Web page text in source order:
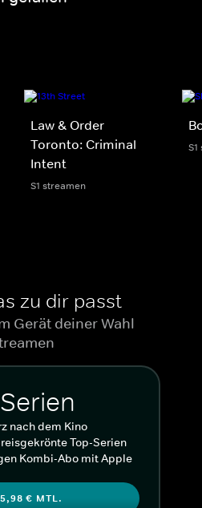
Law & Order
Toronto: Criminal
Intent
S1 streamen
zu dir passt
Gerät deiner Wahl
nach dem Kino
Top-Serien
Kombi-Abo mit Apple
€ MTL.